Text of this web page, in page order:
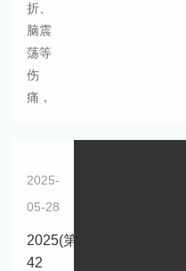
折、
脑震
荡等
伤
痛，
2025-
05-28
2025(第
42